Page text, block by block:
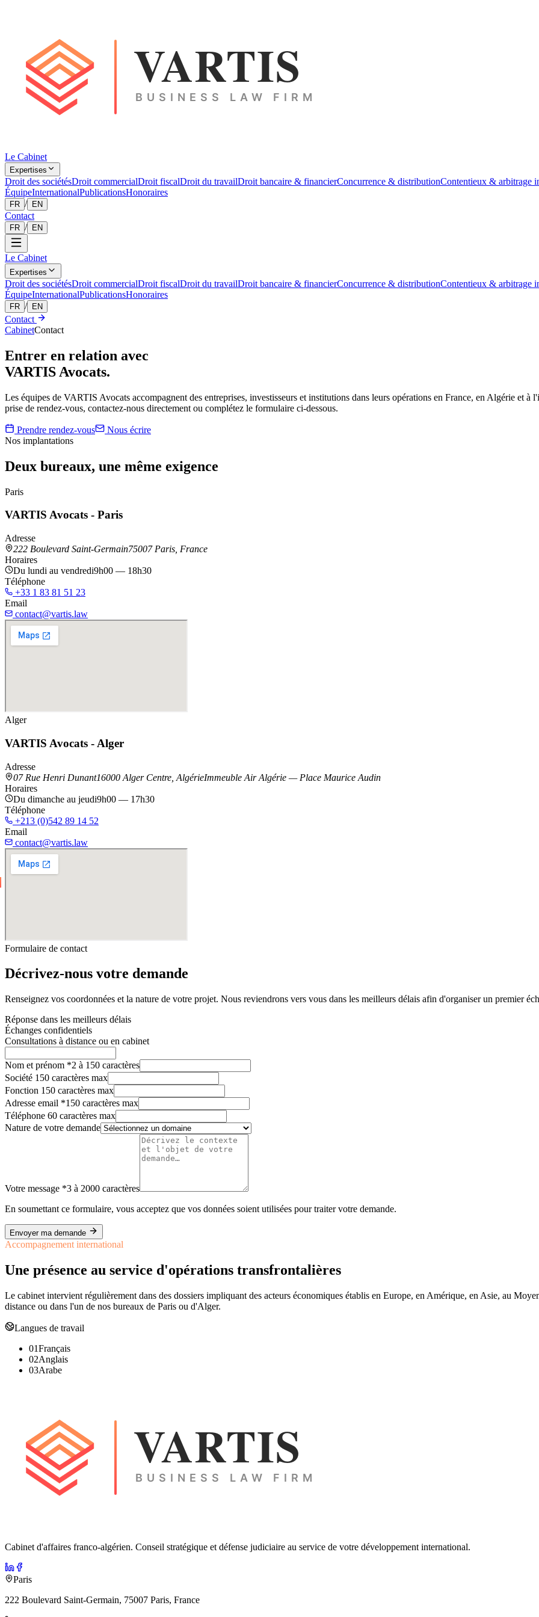
Le Cabinet
Expertises
Droit des sociétésDroit commercialDroit fiscalDroit du travailDroit bancaire & financierConcurrence & distributionContentieux & arbitrage
ÉquipeInternationalPublicationsHonoraires
FR / EN
Contact
FR / EN
Le Cabinet
Expertises
Droit des sociétésDroit commercialDroit fiscalDroit du travailDroit bancaire & financierConcurrence & distributionContentieux & arbitrage
ÉquipeInternationalPublicationsHonoraires
FR / EN
Contact
CabinetContact
Entrer en relation avec
VARTIS Avocats.
Les équipes de VARTIS Avocats accompagnent des entreprises, investisseurs et institutions dans leurs opérations en France, en Algérie et
prise de rendez-vous, contactez-nous directement ou complétez le formulaire ci-dessous.
Prendre rendez-vous
Nous écrire
Nos implantations
Deux bureaux, une même exigence
Paris
VARTIS Avocats - Paris
Adresse
222 Boulevard Saint-Germain75007 Paris, France
Horaires
Du lundi au vendredi9h00 — 18h30
Téléphone
+33 1 83 81 51 23
Email
contact@vartis.law
Alger
VARTIS Avocats - Alger
Adresse
07 Rue Henri Dunant16000 Alger Centre, AlgérieImmeuble Air Algérie — Place Maurice Audin
Horaires
Du dimanche au jeudi9h00 — 17h30
Téléphone
+213 (0)542 89 14 52
Email
contact@vartis.law
Formulaire de contact
Décrivez-nous votre demande
Renseignez vos coordonnées et la nature de votre projet. Nous reviendrons vers vous dans les meilleurs délais afin d'organiser un premier
Réponse dans les meilleurs délais
Échanges confidentiels
Consultations à distance ou en cabinet
Nom et prénom *2 à 150 caractères
Société 150 caractères max
Fonction 150 caractères max
Adresse email *150 caractères max
Téléphone 60 caractères max
Nature de votre demande
Votre message *3 à 2000 caractères
En soumettant ce formulaire, vous acceptez que vos données soient utilisées pour traiter votre demande.
Envoyer ma demande
Accompagnement international
Une présence au service d'opérations transfrontalières
Le cabinet intervient régulièrement dans des dossiers impliquant des acteurs économiques établis en Europe, en Amérique, en Asie, au
distance ou dans l'un de nos bureaux de Paris ou d'Alger.
Langues de travail
01Français
02Anglais
03Arabe
Cabinet d'affaires franco-algérien. Conseil stratégique et défense judiciaire au service de votre développement international.
Paris
222 Boulevard Saint-Germain, 75007 Paris, France